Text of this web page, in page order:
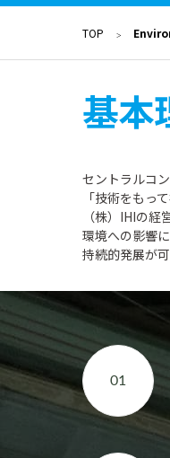
TOP
基本
セントラルコ
「技術をもっ
（株）IHIの
環境への影響
持続的発展が
01